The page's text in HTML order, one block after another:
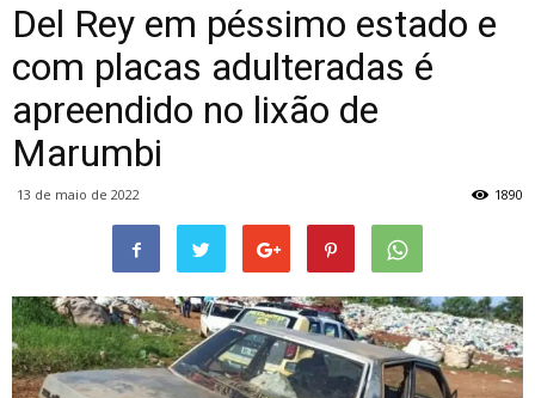
Del Rey em péssimo estado e
com placas adulteradas é
apreendido no lixão de
Marumbi
13 de maio de 2022 1890